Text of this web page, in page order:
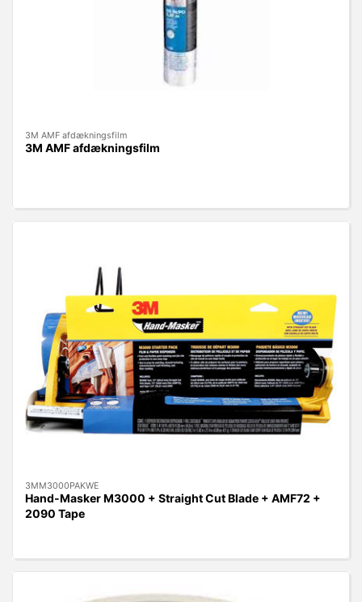
3M AMF afdækningsfilm
3M AMF afdækningsfilm
3MM3000PAKWE
Hand-Masker M3000 + Straight Cut Blade + AMF72 +
2090 Tape